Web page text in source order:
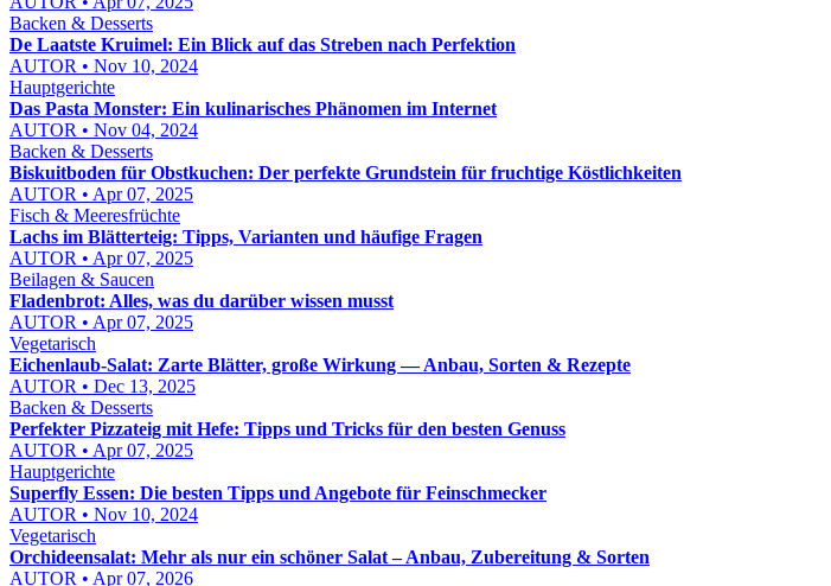
Backen & Desserts
De Laatste Kruimel: Ein Blick auf das Streben nach Perfektion
AUTOR • Nov 10, 2024
Hauptgerichte
Das Pasta Monster: Ein kulinarisches Phänomen im Internet
AUTOR • Nov 04, 2024
Backen & Desserts
Biskuitboden für Obstkuchen: Der perfekte Grundstein für fruchtige Köstlichkeiten
AUTOR • Apr 07, 2025
Fisch & Meeresfrüchte
Lachs im Blätterteig: Tipps, Varianten und häufige Fragen
AUTOR • Apr 07, 2025
Beilagen & Saucen
Fladenbrot: Alles, was du darüber wissen musst
AUTOR • Apr 07, 2025
Vegetarisch
Eichenlaub-Salat: Zarte Blätter, große Wirkung — Anbau, Sorten & Rezepte
AUTOR • Dec 13, 2025
Backen & Desserts
Perfekter Pizzateig mit Hefe: Tipps und Tricks für den besten Genuss
AUTOR • Apr 07, 2025
Hauptgerichte
Superfly Essen: Die besten Tipps und Angebote für Feinschmecker
AUTOR • Nov 10, 2024
Vegetarisch
Orchideensalat: Mehr als nur ein schöner Salat – Anbau, Zubereitung & Sorten
AUTOR • Apr 07, 2026